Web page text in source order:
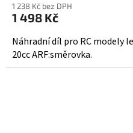
1 238 Kč bez DPH
1 498 Kč
Náhradní díl pro RC modely
20cc ARF:směrovka.